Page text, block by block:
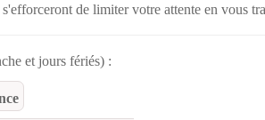
de limiter votre attente en vous
et jours fériés) :